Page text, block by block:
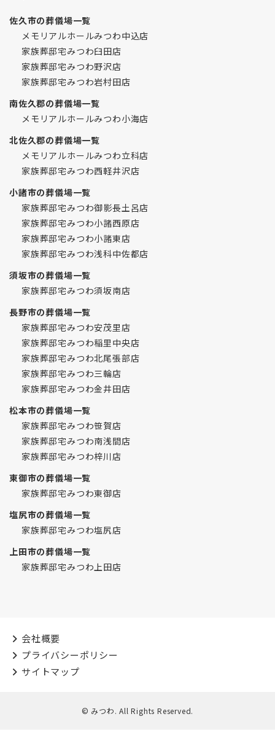
佐久市の葬儀場一覧
メモリアルホールみつわ中込店
家族葬邸宅みつわ臼田店
家族葬邸宅みつわ野沢店
家族葬邸宅みつわ岩村田店
南佐久郡の葬儀場一覧
メモリアルホールみつわ小海店
北佐久郡の葬儀場一覧
メモリアルホールみつわ立科店
家族葬邸宅みつわ西軽井沢店
小諸市の葬儀場一覧
家族葬邸宅みつわ御影長土呂店
家族葬邸宅みつわ小諸西原店
家族葬邸宅みつわ小諸東店
家族葬邸宅みつわ浅科中佐都店
須坂市の葬儀場一覧
家族葬邸宅みつわ須坂南店
長野市の葬儀場一覧
家族葬邸宅みつわ安茂里店
家族葬邸宅みつわ稲里中央店
家族葬邸宅みつわ北尾張部店
家族葬邸宅みつわ三輪店
家族葬邸宅みつわ金井田店
松本市の葬儀場一覧
家族葬邸宅みつわ笹賀店
家族葬邸宅みつわ南浅間店
家族葬邸宅みつわ梓川店
東御市の葬儀場一覧
家族葬邸宅みつわ東御店
塩尻市の葬儀場一覧
家族葬邸宅みつわ塩尻店
上田市の葬儀場一覧
家族葬邸宅みつわ上田店
会社概要
プライバシーポリシー
サイトマップ
© みつわ. All Rights Reserved.